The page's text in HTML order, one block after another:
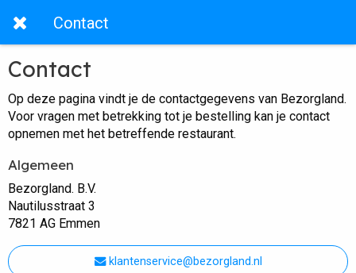
Contact
Contact
Op deze pagina vindt je de contactgegevens van Bezorgland.
Voor vragen met betrekking tot je bestelling kan je contact
opnemen met het betreffende restaurant.
Algemeen
Bezorgland. B.V.
Nautilusstraat 3
7821 AG Emmen
klantenservice@bezorgland.nl